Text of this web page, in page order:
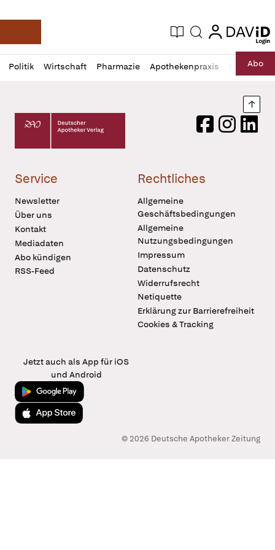
Deutsche Apotheker Zeitung
Aktuelle Ausgabe
Suche login
login
Politik Wirtschaft Pharmazie Apothekenpraxis RechtAbo
Profil
öffnen
Daz
Pur
Deutscher Apotheker Verlag Logo
FacebookInstagram
Service
Newsletter
Über uns
Kontakt
Mediadaten
Abo kündigen
RSS-Feed
Rechtliches
Allgemeine
Geschäftsbedingungen
Allgemeine
Nutzungsbedingungen
Impressum
Datenschutz
Widerrufsrecht
Netiquette
Erklärung zur Barrierefreiheit
Cookies & Tracking
Jetzt auch als App für iOS
und Android
Jetzt bei Google Play
Laden im App Store
© 2026 Deutsche Apotheker Zeitung